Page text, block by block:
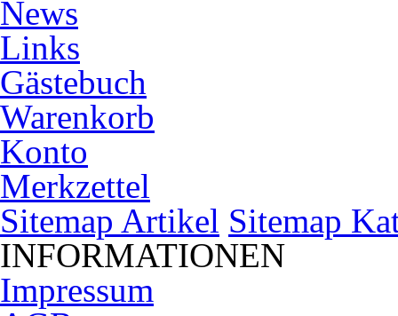
News
Links
Gästebuch
Warenkorb
Konto
Merkzettel
Sitemap Artikel Sitemap
INFORMATIONEN
Impressum